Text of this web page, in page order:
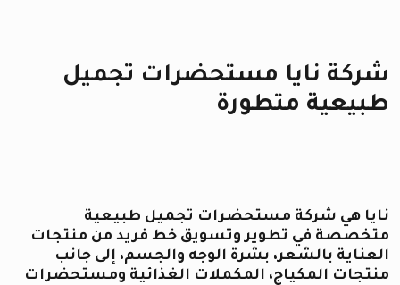
شركة نايا مستحضرات تجميل
طبيعية متطورة
نايا هي شركة مستحضرات تجميل طبيعية
متخصصة في تطوير وتسويق خط فريد من منتجات
العناية بالشعر، بشرة الوجه والجسم، إلى جانب
منتجات المكياج، المكملات الغذائية ومستحضرات